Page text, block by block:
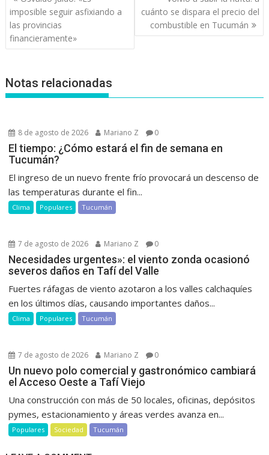
de
entradas
imposible seguir asfixiando a
las provincias
financieramente»
cuánto se dispara el precio del
combustible en Tucumán
Notas relacionadas
8 de agosto de 2026 Mariano Z 0
El tiempo: ¿Cómo estará el fin de semana en
Tucumán?
El ingreso de un nuevo frente frío provocará un descenso de
las temperaturas durante el fin...
Clima Populares Tucumán
7 de agosto de 2026 Mariano Z 0
Necesidades urgentes»: el viento zonda ocasionó
severos daños en Tafí del Valle
Fuertes ráfagas de viento azotaron a los valles calchaquíes
en los últimos días, causando importantes daños...
Clima Populares Tucumán
7 de agosto de 2026 Mariano Z 0
Un nuevo polo comercial y gastronómico cambiará
el Acceso Oeste a Tafí Viejo
Una construcción con más de 50 locales, oficinas, depósitos
pymes, estacionamiento y áreas verdes avanza en...
Populares Sociedad Tucumán